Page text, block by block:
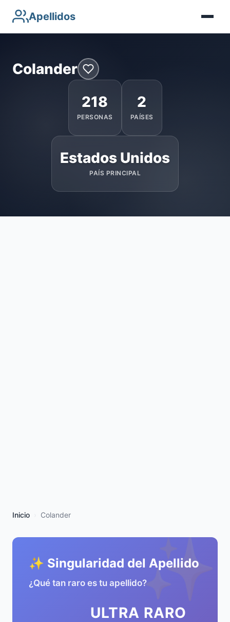
Apellidos
Colander
218
PERSONAS
2
PAÍSES
Estados Unidos
PAÍS PRINCIPAL
Inicio Colander
✨
✨ Singularidad del Apellido
¿Qué tan raro es tu apellido?
ULTRA RARO